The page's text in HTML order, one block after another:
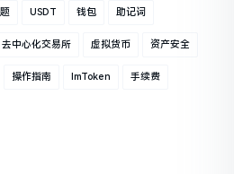
USDT 钱包 助记词
去中心化交易所 虚拟货币 资产安全
操作指南 ImToken 手续费